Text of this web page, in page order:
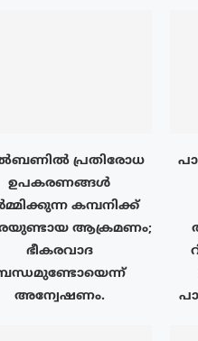
പ്രതിരോധ
ഉപകരണങ്ങൾ
കമ്പനിക്ക്
ആക്രമണം;
ഭീകരവാദ
അന്വേഷണം.